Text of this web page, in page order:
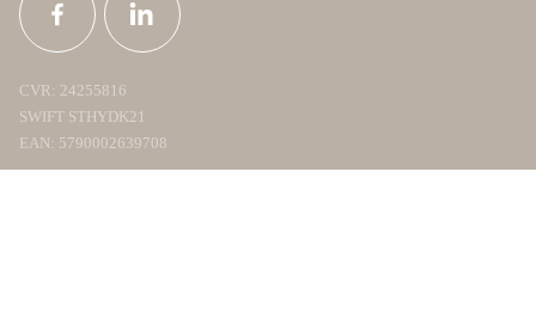
CVR: 24255816
SWIFT STHYDK21
EAN: 5790002639708